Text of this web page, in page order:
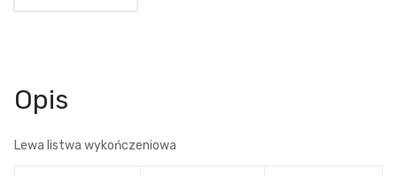
Opis
Lewa listwa wykończeniowa